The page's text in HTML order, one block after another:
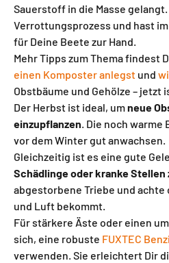
Sauerstoff in die Masse
Verrottungsprozess und hast
für Deine Beete zur Hand.
Mehr Tipps zum Thema findest
einen Komposter anlegst und
Obstbäume und Gehölze – jetzt
Der Herbst ist ideal, umneue
einzupflanzen. Die noch warme
vor dem Winter gut anwachsen.
Gleichzeitig ist es eine gute
Schädlinge oder kranke
abgestorbene Triebe und achte
und Luft bekommt.
Für stärkere Äste oder einen
sich, eine robuste FUXTEC
verwenden. Sie erleichtert Dir